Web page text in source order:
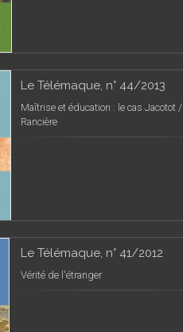
Le Télémaque, n° 44/2013
Maîtrise et éducation : le cas Jacotot /
Rancière
Le Télémaque, n° 41/2012
Vérité de l'étranger